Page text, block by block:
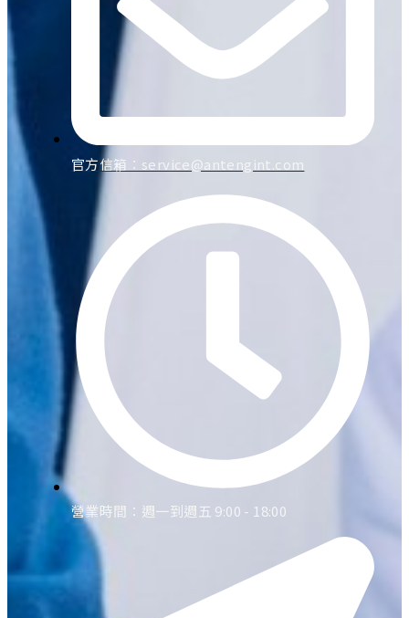
官方信箱： service@antengint.com
營業時間：週一到週五 9:00 - 18:00